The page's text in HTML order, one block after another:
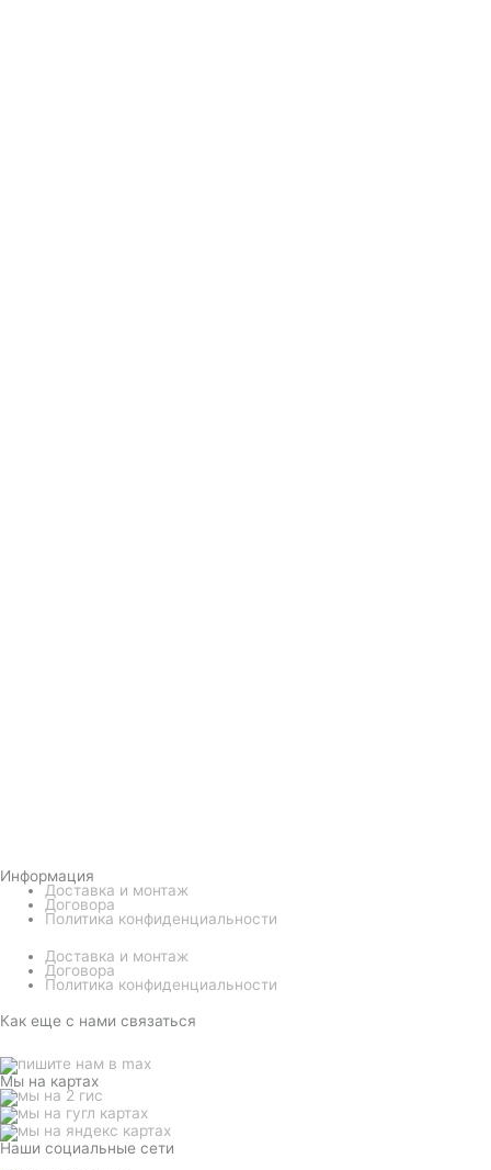
Информация
Доставка и монтаж
Договора
Политика конфиденциальности
Доставка и монтаж
Договора
Политика конфиденциальности
Как еще с нами связаться
Мы на картах
Наши социальные сети